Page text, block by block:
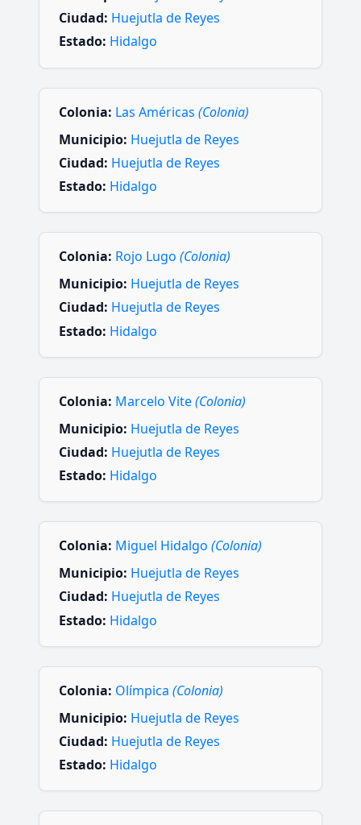
Ciudad: Huejutla de Reyes
Estado: Hidalgo
Colonia: Las Américas (Colonia)
Municipio: Huejutla de Reyes
Ciudad: Huejutla de Reyes
Estado: Hidalgo
Colonia: Rojo Lugo (Colonia)
Municipio: Huejutla de Reyes
Ciudad: Huejutla de Reyes
Estado: Hidalgo
Colonia: Marcelo Vite(Colonia)
Municipio: Huejutla de Reyes
Ciudad: Huejutla de Reyes
Estado: Hidalgo
Colonia: Miguel Hidalgo (Colonia)
Municipio: Huejutla de Reyes
Ciudad: Huejutla de Reyes
Estado: Hidalgo
Colonia: Olímpica (Colonia)
Municipio: Huejutla de Reyes
Ciudad: Huejutla de Reyes
Estado: Hidalgo